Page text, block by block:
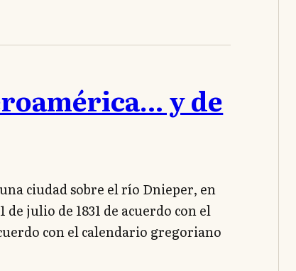
y de
ciudad sobre el río Dnieper, en
julio de 1831 de acuerdo con el
con el calendario gregoriano